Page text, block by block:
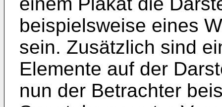
beispielsweise eines
sein. Zusätzlich sind
Elemente auf der
nun der Betrachter